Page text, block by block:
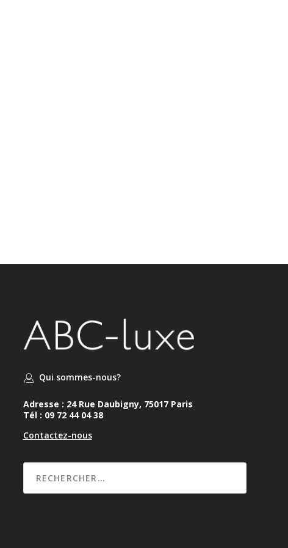
Qui sommes-nous?
Adresse : 24 Rue Daubigny, 75017 Paris
Tél : 09 72 44 04 38
Contactez-nous